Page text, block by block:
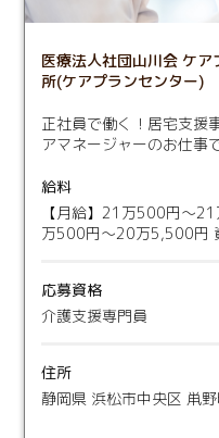
医療法人社団山川会 ケ
所(ケアプランセンター)
正社員で働く！居宅支援
アマネージャーのお仕事
給料
【月給】21万500円～
万500円～20万5,500円
応募資格
介護支援専門員
住所
静岡県 浜松市中央区 鼡野